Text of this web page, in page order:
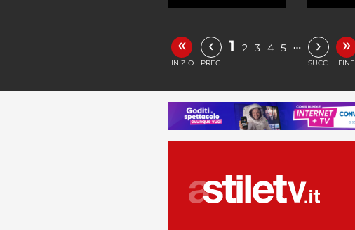
«
INIZIO
‹
PREC.
1 2 3 4 5 … ›
SUCC.
»
FINE